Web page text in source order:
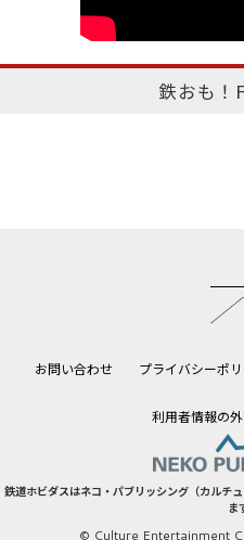
鉄おも
お問い合わせ プライバシーポ
利用者情報の
鉄道ホビダスはネコ・パブリッシング（カルチ
ま
© Culture Entertainment